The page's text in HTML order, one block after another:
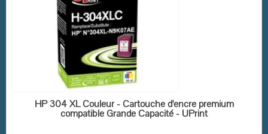
EN STOCK
HP 304 XL Couleur - Cartouche d'encre premium
compatible Grande Capacité - UPrint